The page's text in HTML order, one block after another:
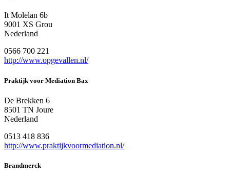
It Molelan 6b
9001 XS Grou
Nederland
0566 700 221
http://www.opgevallen.nl/
Praktijk voor Mediation Bax
De Brekken 6
8501 TN Joure
Nederland
0513 418 836
http://www.praktijkvoormediation.nl/
Brandmerck